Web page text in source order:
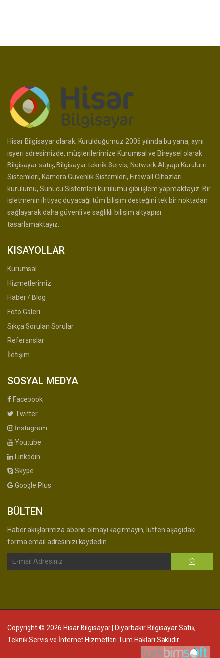
Hisar Bilgisayar olarak; Kurulduğumuz 2006 yılında bu yana, aynı
işyeri adresimizde, müşterilerimize Kurumsal ve Bireysel olarak
Bilgisayar satış, Bilgisayar teknik Servis, Network Altyapı Kurulum
Sistemleri, Kamera Güvenlik Sistemleri, Firewall Cihazları
kurulumu, Sunucu Sistemleri kurulumu gibi işlem yapmaktayız. Bir
işletmenin ihtiyaç duyacağı tüm bilişim desteğini tek bir noktadan
sağlayarak daha güvenli ve sağlıklı bilişim altyapısı
tasarlamaktayız.
KISAYOLLAR
Kurumsal
Hizmetlerimiz
Haber / Blog
Foto Galeri
Sıkça Sorulan Sorular
Referanslar
İletişim
SOSYAL MEDYA
Facebook
Twitter
İnstagram
Youtube
Linkedin
Skype
Google Plus
BÜLTEN
Haber akışlarımıza abone olmayı kaçırmayın, lütfen aşagıdaki
forma email adresinizi kaydedin
Copyright © 2026 Hisar Bilgisayar | Diyarbakır Bilgisayar Satış,
Teknik Servis ve İnternet Hizmetleri Tüm Hakları Saklıdır